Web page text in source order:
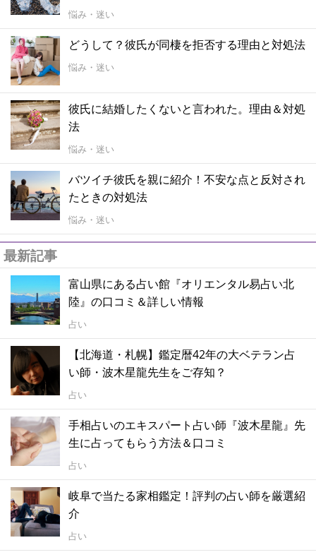
悩み・迷い
どうして？彼氏が同棲を拒否する理由と対処法
悩み・迷い
彼氏に結婚したくないと言われた。理由＆対処
法
悩み・迷い
バツイチ彼氏を親に紹介！不安な点と反対され
たときの対処法
悩み・迷い
最新記事
富山県にある占い館『オリエンタル易占い北
陸』の口コミ＆詳しい情報
占い
【北海道・札幌】鑑定暦42年の大ベテラン占
い師・波木星龍先生をご存知？
占い
手相占いのエキスパート占い師『波木星龍』先
生に占ってもらう方法＆口コミ
占い
岐阜で当たる家相鑑定！評判の占い師を厳選紹
介
占い